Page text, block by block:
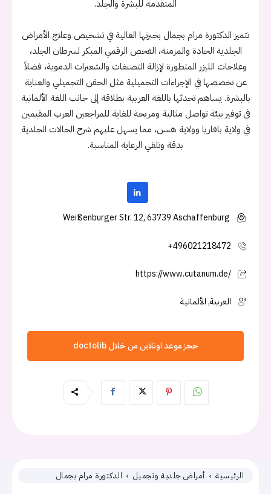
الرئيسية أمراض جلدية وتجميل الدكتورة مرام بجمال
المتقدمة للبشرة والجلد.
تتميز الدكتورة مرام بجمال بخبرتها العالية في تشخيص وعلاج الأمراض
الجلدية الحادة والمزمنة، الفحص الرقمي المبكر لسرطان الجلد،
وعلاجات الليزر المتطورة لإزالة التصبغات والشعيرات الدموية، فضلاً
عن تخصصها في الإجراءات التجميلية مثل الحقن التجميلي والعناية
بالبشرة. يساهم تحدثها باللغة العربية بطلاقة إلى جانب اللغة الألمانية
في توفير بيئة تواصل مثالية ومريحة للغاية للمراجعين العرب المقيمين
في ولاية بافاريا وولاية هسن، مما يسهل عليهم شرح الحالات الجلدية
بدقة وتلقي الرعاية المناسبة.
Weißenburger Str. 12, 63739 Aschaffenburg
+496021218472
https://www.cutanum.de/
العربية, الألمانية
حجز موعد اونلاين من خلال doctolib